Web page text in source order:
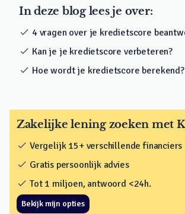
In deze blog lees je over:
check 4 vragen over je kredietscore
check Kan je je kredietscore verbeteren?
check Hoe wordt je kredietscore berekend?
Zakelijke lening zoeken met
check Vergelijk 15+ verschillende financiers
check Gratis persoonlijk advies
check Tot 1 miljoen, antwoord <24h.
Bekijk mijn opties